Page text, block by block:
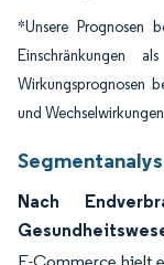
*Unsere Prognosen
Einschränkungen
Wirkungsprognosen
und
Nach